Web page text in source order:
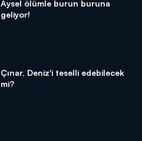
Aysel ölümle burun buruna
geliyor!
Çınar, Deniz'i teselli edebilecek
mi?